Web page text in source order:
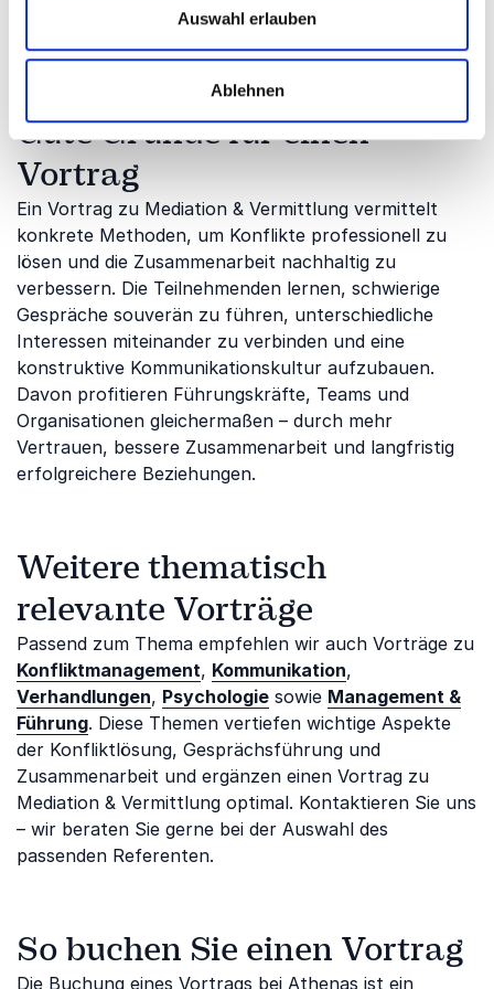
Auswahl erlauben
Ablehnen
innerhalb von Teams als auch mit Kunden oder
Gute Gründe für einen
Vortrag
Ein Vortrag zu Mediation & Vermittlung vermittelt
konkrete Methoden, um Konflikte professionell zu
lösen und die Zusammenarbeit nachhaltig zu
verbessern. Die Teilnehmenden lernen, schwierige
Gespräche souverän zu führen, unterschiedliche
Interessen miteinander zu verbinden und eine
konstruktive Kommunikationskultur aufzubauen.
Davon profitieren Führungskräfte, Teams und
Organisationen gleichermaßen – durch mehr
Vertrauen, bessere Zusammenarbeit und langfristig
erfolgreichere Beziehungen.
Weitere thematisch
relevante Vorträge
Passend zum Thema empfehlen wir auch Vorträge zu
Konfliktmanagement, Kommunikation,
Verhandlungen, Psychologie sowie Management &
Führung. Diese Themen vertiefen wichtige Aspekte
der Konfliktlösung, Gesprächsführung und
Zusammenarbeit und ergänzen einen Vortrag zu
Mediation & Vermittlung optimal. Kontaktieren Sie uns
– wir beraten Sie gerne bei der Auswahl des
passenden Referenten.
So buchen Sie einen Vortrag
Die Buchung eines Vortrags bei Athenas ist ein